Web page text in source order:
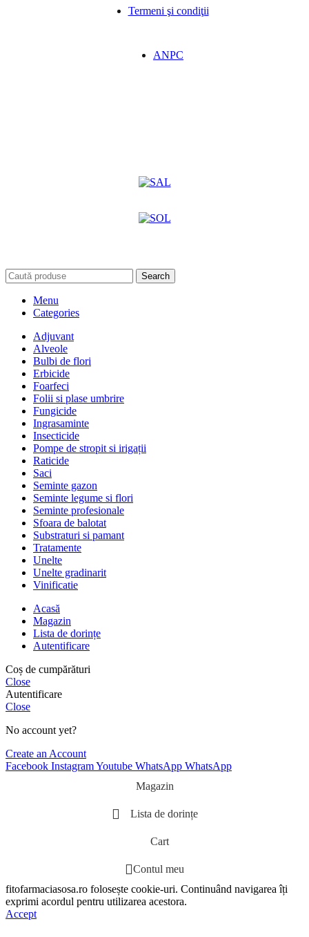
Termeni şi condiţii
ANPC
Search
Menu
Categories
Adjuvant
Alveole
Bulbi de flori
Erbicide
Foarfeci
Folii si plase umbrire
Fungicide
Ingrasaminte
Insecticide
Pompe de stropit si irigații
Raticide
Saci
Seminte gazon
Seminte legume si flori
Seminte profesionale
Sfoara de balotat
Substraturi si pamant
Tratamente
Unelte
Unelte gradinarit
Vinificatie
Acasă
Magazin
Lista de dorințe
Autentificare
Coș de cumpărături
Close
Autentificare
Close
No account yet?
Create an Account
Facebook InstagramYoutube WhatsApp WhatsApp
Magazin
Lista de dorințe
Cart
Contul meu
fitofarmaciasosa.ro folosește cookie-uri. Continuând navigarea îți
exprimi acordul pentru utilizarea acestora.
Accept